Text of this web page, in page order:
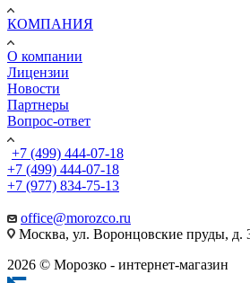
КОМПАНИЯ
О компании
Лицензии
Новости
Партнеры
Вопрос-ответ
+7 (499) 444-07-18
+7 (499) 444-07-18
+7 (977) 834-75-13
office@morozco.ru
Москва, ул. Воронцовские пруды, д.
2026 © Морозко - интернет-магазин